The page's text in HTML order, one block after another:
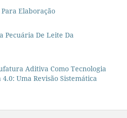
Elaboração
Pecuária De Leite Da
Aditiva Como Tecnologia
Uma Revisão Sistemática